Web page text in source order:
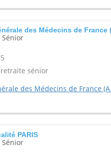
des Médecins de France
sénior
des Médecins de France
PARIS